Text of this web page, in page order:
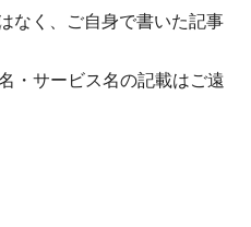
なく、ご自身で書いた記事
・サービス名の記載はご遠